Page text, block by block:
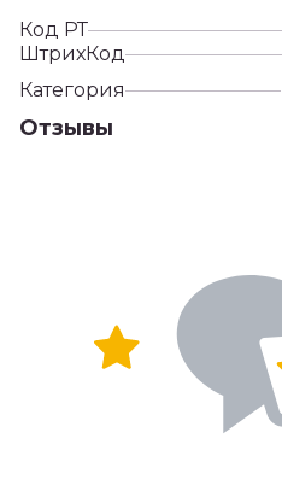
Код РТ
ШтрихКод
Категория
Отзывы